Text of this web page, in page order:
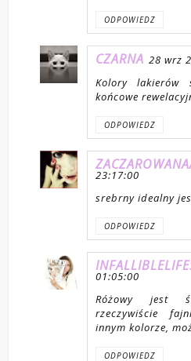
ODPOWIEDZ
CZARNA 28 wrz
Kolory lakierów
końcowe
ODPOWIEDZ
23:17:00
srebrny idealny
ODPOWIEDZ
01:05:00
Różowy jest
rzeczywiście
innym kolorze,
ODPOWIEDZ